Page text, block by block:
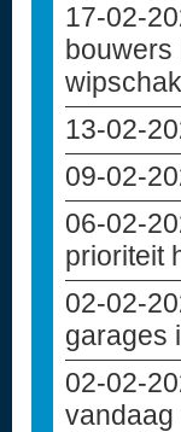
17-02-
bouwers
13-02-
09-02-
06-02-
prioriteit
02-02-
garages
02-02-
vandaag